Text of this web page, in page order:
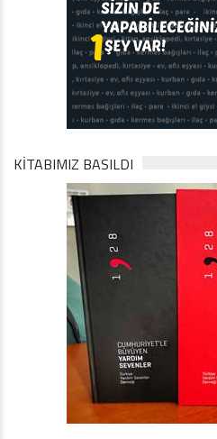
KİTABIMIZ BASILDI